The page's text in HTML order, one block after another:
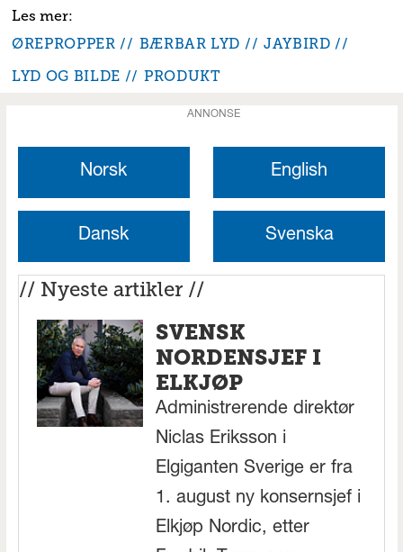
ØREPROPPER BÆRBAR LYD
JAYBIRD
LYD OG BILDE
PRODUKT
ANNONSE
Norsk English
Dansk Svenska
// Nyeste artikler //
SVENSK
NORDENSJEF I
ELKJØP
Administrerende direktør
Niclas Eriksson i
Elgiganten Sverige er fra
1. august ny konsernsjef i
Elkjøp Nordic, etter